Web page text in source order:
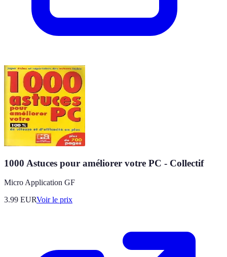
1000 Astuces pour améliorer votre PC - Collectif
Micro Application GF
3.99 EURVoir le prix